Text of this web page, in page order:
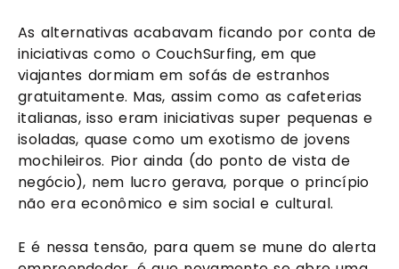
As alternativas acabavam ficando por conta de
iniciativas como o CouchSurfing, em que
viajantes dormiam em sofás de estranhos
gratuitamente. Mas, assim como as cafeterias
italianas, isso eram iniciativas super pequenas e
isoladas, quase como um exotismo de jovens
mochileiros. Pior ainda (do ponto de vista de
negócio), nem lucro gerava, porque o princípio
não era econômico e sim social e cultural.
E é nessa tensão, para quem se mune do alerta